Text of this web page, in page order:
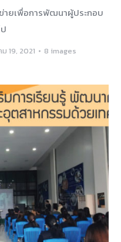
ข่ายเพื่อการพัฒนาผู้ประกอบ
19, 2021 8 images